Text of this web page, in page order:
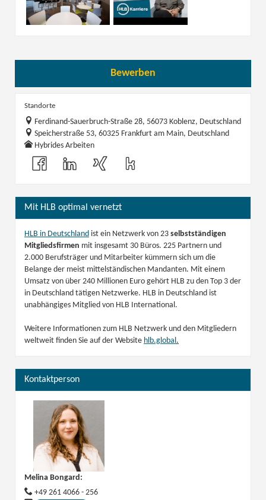
Bewerben
Standorte
Ferdinand-Sauerbruch-Straße 28, 56073 Koblenz, Deutschland
Speicherstraße 53, 60325 Frankfurt am Main, Deutschland
Hybrides Arbeiten
Mit HLB optimal vernetzt
HLB in Deutschland ist ein Netzwerk von 23 selbstständigen
Mitgliedsfirmen mit insgesamt 30 Büros. 225 Partnern und
2.000 Berufsträger und Mitarbeiter kümmern sich um die
Belange der meist mittelständischen Mandanten. Mit einem
Umsatz von über 240 Millionen Euro gehört HLB zu den Top 3 der
in Deutschland tätigen Netzwerke. HLB in Deutschland ist
unabhängiges Mitglied von HLB International.
Weitere Informationen zum HLB Netzwerk und den Mitgliedern
weltweit finden Sie auf der Website hlb.global.
Kontaktperson
Melina Bongard:
+49 261 4066 - 256